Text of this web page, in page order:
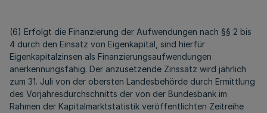
(6) Erfolgt die Finanzierung der Aufwendungen nach §§ 2 bis
4 durch den Einsatz von Eigenkapital, sind hierfür
Eigenkapitalzinsen als Finanzierungsaufwendungen
anerkennungsfähig. Der anzusetzende Zinssatz wird jährlich
zum 31. Juli von der obersten Landesbehörde durch Ermittlung
des Vorjahresdurchschnitts der von der Bundesbank im
Rahmen der Kapitalmarktstatistik veröffentlichten Zeitreihe